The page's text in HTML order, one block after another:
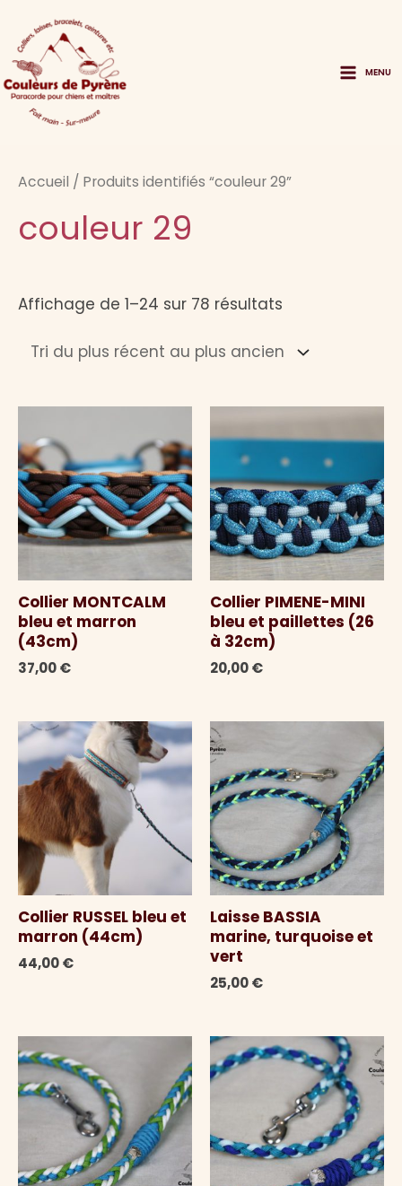
contenu
MENU
Accueil / Produits identifiés “couleur 29”
couleur 29
Affichage de 1–24 sur 78 résultats
récent
au
Collier MONTCALM
bleu et marron
(43cm)
37,00€
Collier PIMENE-MINI
bleu et paillettes (26
à 32cm)
20,00€
Collier RUSSEL bleu et
marron (44cm)
44,00€
Laisse BASSIA
marine, turquoise et
vert
25,00€